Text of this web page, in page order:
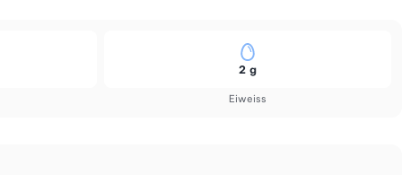
Eiweiss
2 g